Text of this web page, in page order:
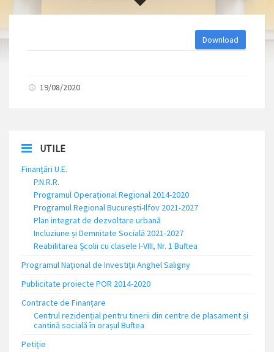
Download
19/08/2020
UTILE
Finanțări U.E.
P.N.R.R.
Programul Operațional Regional 2014-2020
Programul Regional București-Ilfov 2021-2027
Plan integrat de dezvoltare urbană
Incluziune și Demnitate Socială 2021-2027
Reabilitarea Școlii cu clasele I-VIII, Nr. 1 Buftea
Programul Național de Investiții Anghel Saligny
Publicitate proiecte POR 2014-2020
Contracte de Finanțare
Centrul rezidențial pentru tinerii din centre de plasament și
cantină socială în orașul Buftea
Petiție